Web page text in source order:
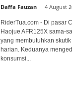
Daffa Fauzan 4 August
RiderTua.com - Di pasar
Haojue AFR125X sama-
yang membutuhkan
harian. Keduanya
konsumsi...